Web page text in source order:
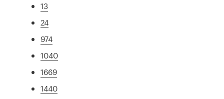
13
24
974
1040
1669
1440